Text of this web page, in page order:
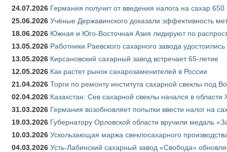
24.07.2026 Германия получит от введения налога на сахар
25.06.2026 Учёные Державинского доказали эффективность
18.06.2026 Южная и Юго-Восточная Азия лидируют по
13.05.2026 Работники Раевского сахарного завода удостоились
13.05.2026 Кирсановский сахарный завод встречает 65-летие
12.05.2026 Как растет рынок сахарозаменителей в России
21.04.2026 Торги по ремонту института сахарной свеклы под
02.04.2026 Казахстан: Сев сахарной свеклы начался в области
31.03.2026 Германия возобновляет попытки ввести налог на
19.03.2026 Губернатору Орловской области вручили медаль
10.03.2026 Ускользающая маржа свеклосахарного
04.03.2026 Усть-Лабинский сахарный завод «Свобода»